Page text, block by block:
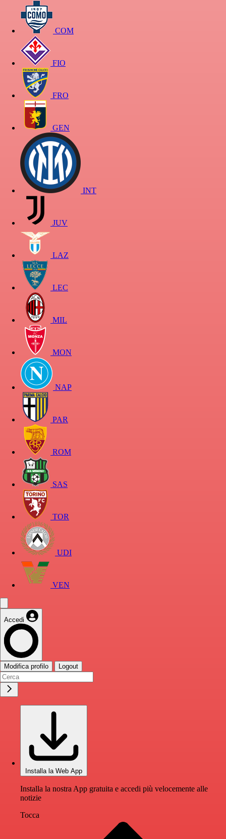
COM
FIO
FRO
GEN
INT
JUV
LAZ
LEC
MIL
MON
NAP
PAR
ROM
SAS
TOR
UDI
VEN
Accedi
Modifica profilo Logout
Installa la Web App
Installa la nostra App gratuita e accedi più velocemente alle
notizie
Tocca